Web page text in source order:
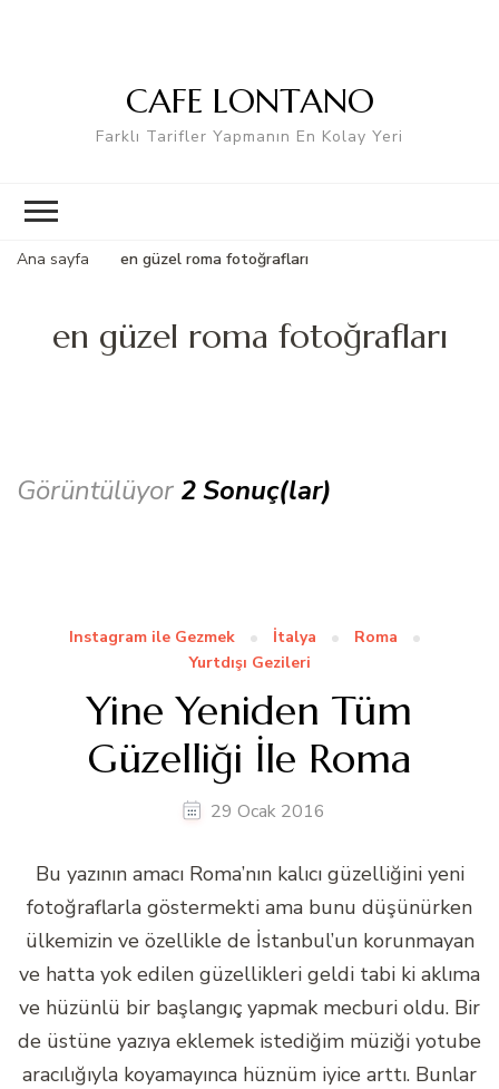
CAFE LONTANO
Farklı Tarifler Yapmanın En Kolay Yeri
Ana sayfa en güzel roma fotoğrafları
en güzel roma fotoğrafları
Görüntülüyor 2 Sonuç(lar)
Instagram ile Gezmek İtalya
Roma
Yurtdışı Gezileri
Yine Yeniden Tüm
Güzelliği İle Roma
29 Ocak 2016
Bu yazının amacı Roma’nın kalıcı güzelliğini yeni
fotoğraflarla göstermekti ama bunu düşünürken
ülkemizin ve özellikle de İstanbul’un korunmayan
ve hatta yok edilen güzellikleri geldi tabi ki aklıma
ve hüzünlü bir başlangıç yapmak mecburi oldu. Bir
de üstüne yazıya eklemek istediğim müziği yotube
aracılığıyla koyamayınca hüznüm iyice arttı. Bunlar